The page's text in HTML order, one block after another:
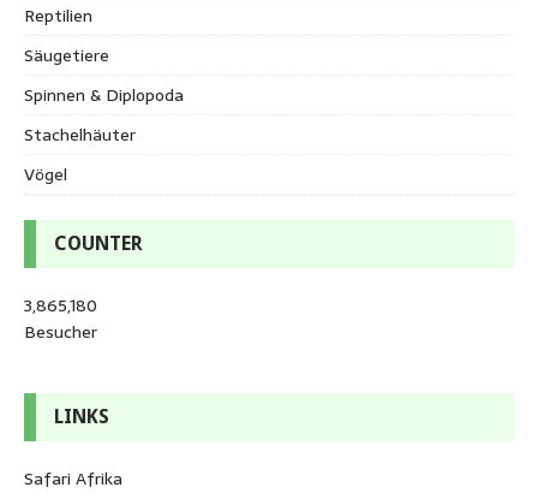
Reptilien
Säugetiere
Spinnen & Diplopoda
Stachelhäuter
Vögel
COUNTER
3,865,180
Besucher
LINKS
Safari Afrika